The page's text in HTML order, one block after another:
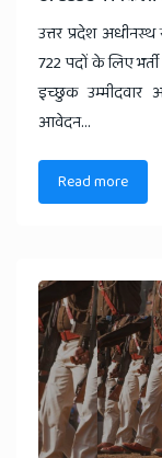
उत्तर प्रदेश
722 पदों के लिए
इच्छुक उम्मीदवार
आवेदन...
Read more